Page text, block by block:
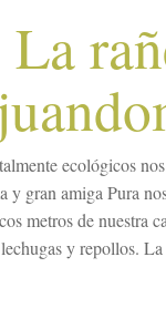
La
ecológicos
y gran amiga Pura
metros de nuestra
y repollos.